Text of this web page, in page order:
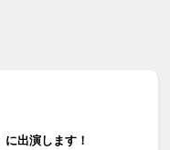
出演します！